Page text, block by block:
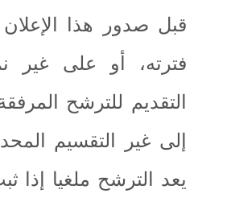
قبل صدور هذا
فترته، أو على غير
التقديم للترشح
إلى غير التقسيم
يعد الترشح ملغيا